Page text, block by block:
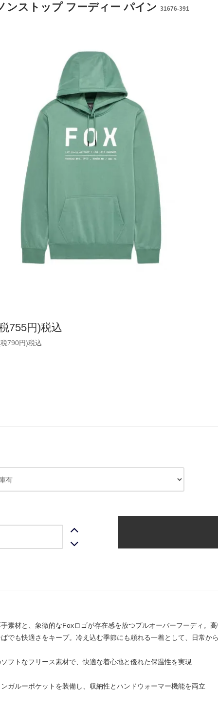
ンストップ フーディー パイン 31676-391
755円)税込
790円)税込
素材と、象徴的なFoxロゴが存在感を放つプルオーバーフーディ。
でも快適さをキープ。冷え込む季節にも頼れる一着として、日常か
フトなフリース素材で、快適な着心地と優れた保温性を実現
ガルーポケットを装備し、収納性とハンドウォーマー機能を両立